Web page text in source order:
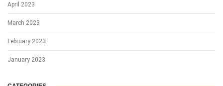
April 2023
March 2023
February 2023
January 2023